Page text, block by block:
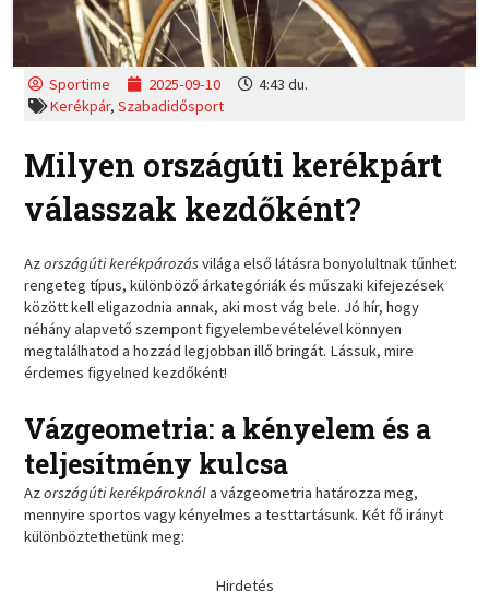
Sportime 2025-09-10
4:43 du.
Kerékpár,Szabadidősport
Milyen országúti kerékpárt
válasszak kezdőként?
Azországúti kerékpározásvilága első látásra bonyolultnak tűnhet:
rengeteg típus, különböző árkategóriák és műszaki kifejezések
között kell eligazodnia annak, aki most vág bele. Jó hír, hogy
néhány alapvető szempont figyelembevételével könnyen
megtalálhatod a hozzád legjobban illő bringát. Lássuk, mire
érdemes figyelned kezdőként!
Vázgeometria: a kényelem és a
teljesítmény kulcsa
Azországúti kerékpároknála vázgeometria határozza meg,
mennyire sportos vagy kényelmes a testtartásunk. Két fő irányt
különböztethetünk meg:
Hirdetés